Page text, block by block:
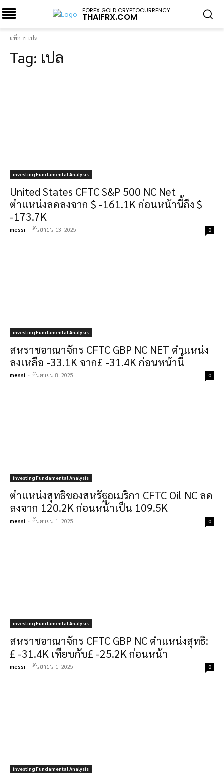
FOREX GOLD CRYPTOCURRENCY
THAIFRX.COM
แท็ก เปล
Tag: เปล
investing Fundamental Analysis
United States CFTC S&P 500 NC Net
ตำแหน่งลดลงจาก $ -161.1K ก่อนหน้านี้ถึง $
-173.7K
messi - กันยายน 13, 2025 0
investing Fundamental Analysis
สหราชอาณาจักร CFTC GBP NC NET ตำแหน่ง
ลงเหลือ -33.1K จาก£ -31.4K ก่อนหน้านี้
messi - กันยายน 8, 2025 0
investing Fundamental Analysis
ตำแหน่งสุทธิของสหรัฐอเมริกา CFTC Oil NC ลด
ลงจาก 120.2K ก่อนหน้าเป็น 109.5K
messi - กันยายน 1, 2025 0
investing Fundamental Analysis
สหราชอาณาจักร CFTC GBP NC ตำแหน่งสุทธิ:
£ -31.4K เทียบกับ£ -25.2K ก่อนหน้า
messi - กันยายน 1, 2025 0
investing Fundamental Analysis